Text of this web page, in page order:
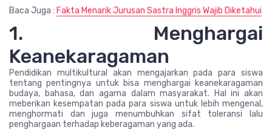
Baca Juga : Fakta Menarik Jurusan Sastra Inggris Wajib Diketahui
1. Menghargai
Keanekaragaman
Pendidikan multikultural akan mengajarkan pada para siswa
tentang pentingnya untuk bisa menghargai keanekaragaman
budaya, bahasa, dan agama dalam masyarakat. Hal ini akan
meberikan kesempatan pada para siswa untuk lebih mengenal,
menghormati dan juga menumbuhkan sifat toleransi lalu
penghargaan terhadap keberagaman yang ada.